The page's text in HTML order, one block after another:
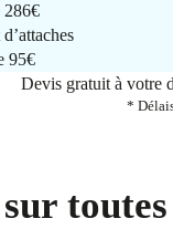
286€
95€
Devis gratuit à votre
*